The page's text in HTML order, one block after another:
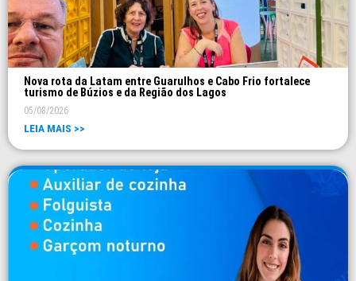
Nova rota da Latam entre Guarulhos e Cabo Frio fortalece
turismo de Búzios e da Região dos Lagos
05/08/2026
LEIA MAIS >>